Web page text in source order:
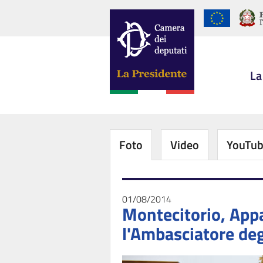
Foto Video
01/08/2014
Montecitorio,
l'Ambasciatore